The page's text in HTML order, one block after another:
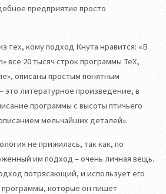
предприятие просто
тех, кому подход Кнута нравится: «В
все 20 тысяч строк программы TeX,
описаны простым понятным
это литературное произведение, в
программы с высоты птичьего
мельчайших деталей».
не прижилась, так как, по
им подход – очень личная вещь.
потрясающий, и использует его
которые он пишет